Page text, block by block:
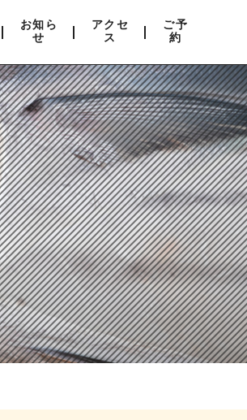
お知ら
せ
アクセ
ス
ご予
約